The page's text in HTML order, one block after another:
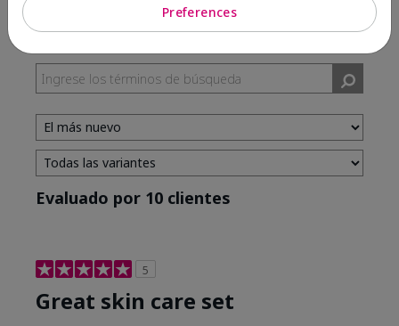
Evaluado por 10 clientes
5
Great skin care set
Preferences